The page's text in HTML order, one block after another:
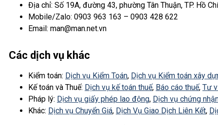
Địa chỉ: Số 19A, đường 43, phường Tân Thuận, TP. Hồ
Mobile/Zalo: 0903 963 163 – 0903 428 622
Email: man@man.net.vn
Các dịch vụ khác
Kiểm toán: Dịch vụ Kiểm Toán, Dịch vụ Kiểm toán xây
Kế toán và Thuế: Dịch vụ kế toán thuế, Báo cáo thuế, Tư
Pháp lý: Dịch vụ giấy phép lao động, Dịch vụ chứng
Khác: Dịch vụ Chuyển Giá, Dịch Vụ Giao Dịch Liên Kết,